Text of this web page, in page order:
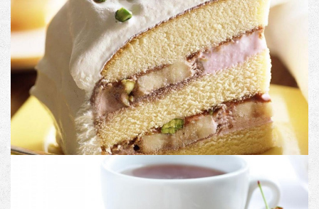
PRODUCT NAME
Image with no link